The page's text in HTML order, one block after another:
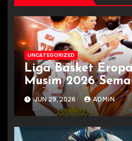
UNCATEGORIZED
Liga Basket
Musim 2026
Terkini
JUN 29, 2026 ADMIN